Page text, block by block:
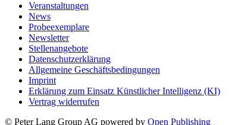
Veranstaltungen
News
Probeexemplare
Newsletter
Stellenangebote
Datenschutzerklärung
Allgemeine Geschäftsbedingungen
Imprint
Erklärung zum Einsatz Künstlicher Intelligenz (KI)
Vertrag widerrufen
© Peter Lang Group AG powered by Open Publishing